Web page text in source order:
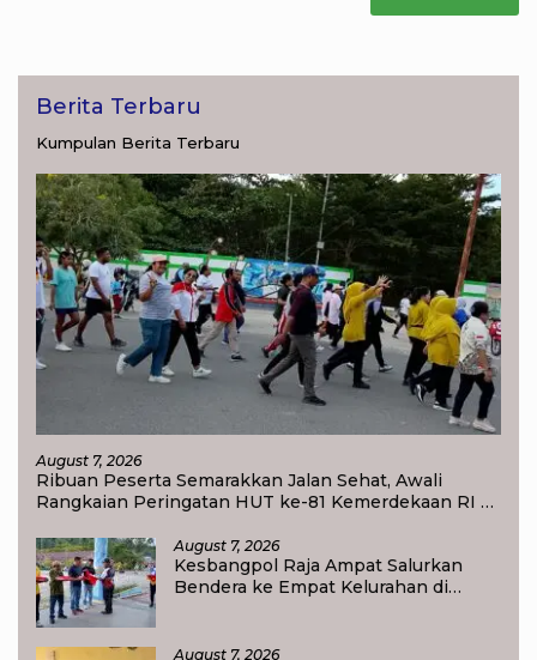
Berita Terbaru
Kumpulan Berita Terbaru
August 7, 2026
Ribuan Peserta Semarakkan Jalan Sehat, Awali
Rangkaian Peringatan HUT ke-81 Kemerdekaan RI di
August 7, 2026
Kesbangpol Raja Ampat Salurkan
Bendera ke Empat Kelurahan di
August 7, 2026